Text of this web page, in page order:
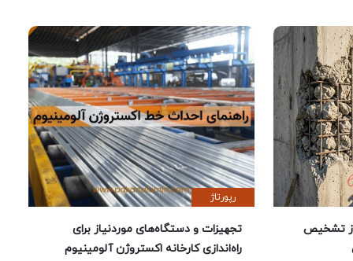
تشخیص
رپورتاژ
تجهیزات و دستگاه‌های موردنیاز برای
راه‌اندازی کارخانه اکستروژن آلومینیوم